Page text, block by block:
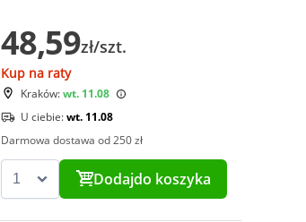
48,59zł/szt.
Kup na raty
Kraków:wt. 11.08
U ciebie:wt. 11.08
Darmowa dostawa od 250 zł
Dodajdo koszyka